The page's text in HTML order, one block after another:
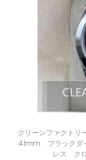
クリーンファクト
41mm ブラックダ
レス ク